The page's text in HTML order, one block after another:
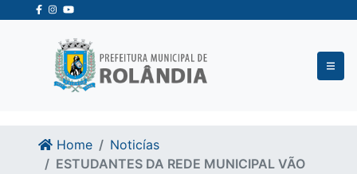
Ir para o conteudo
Ir para o fim do conteudo
Home
Noticías
ESTUDANTES DA REDE MUNICIPAL VÃO